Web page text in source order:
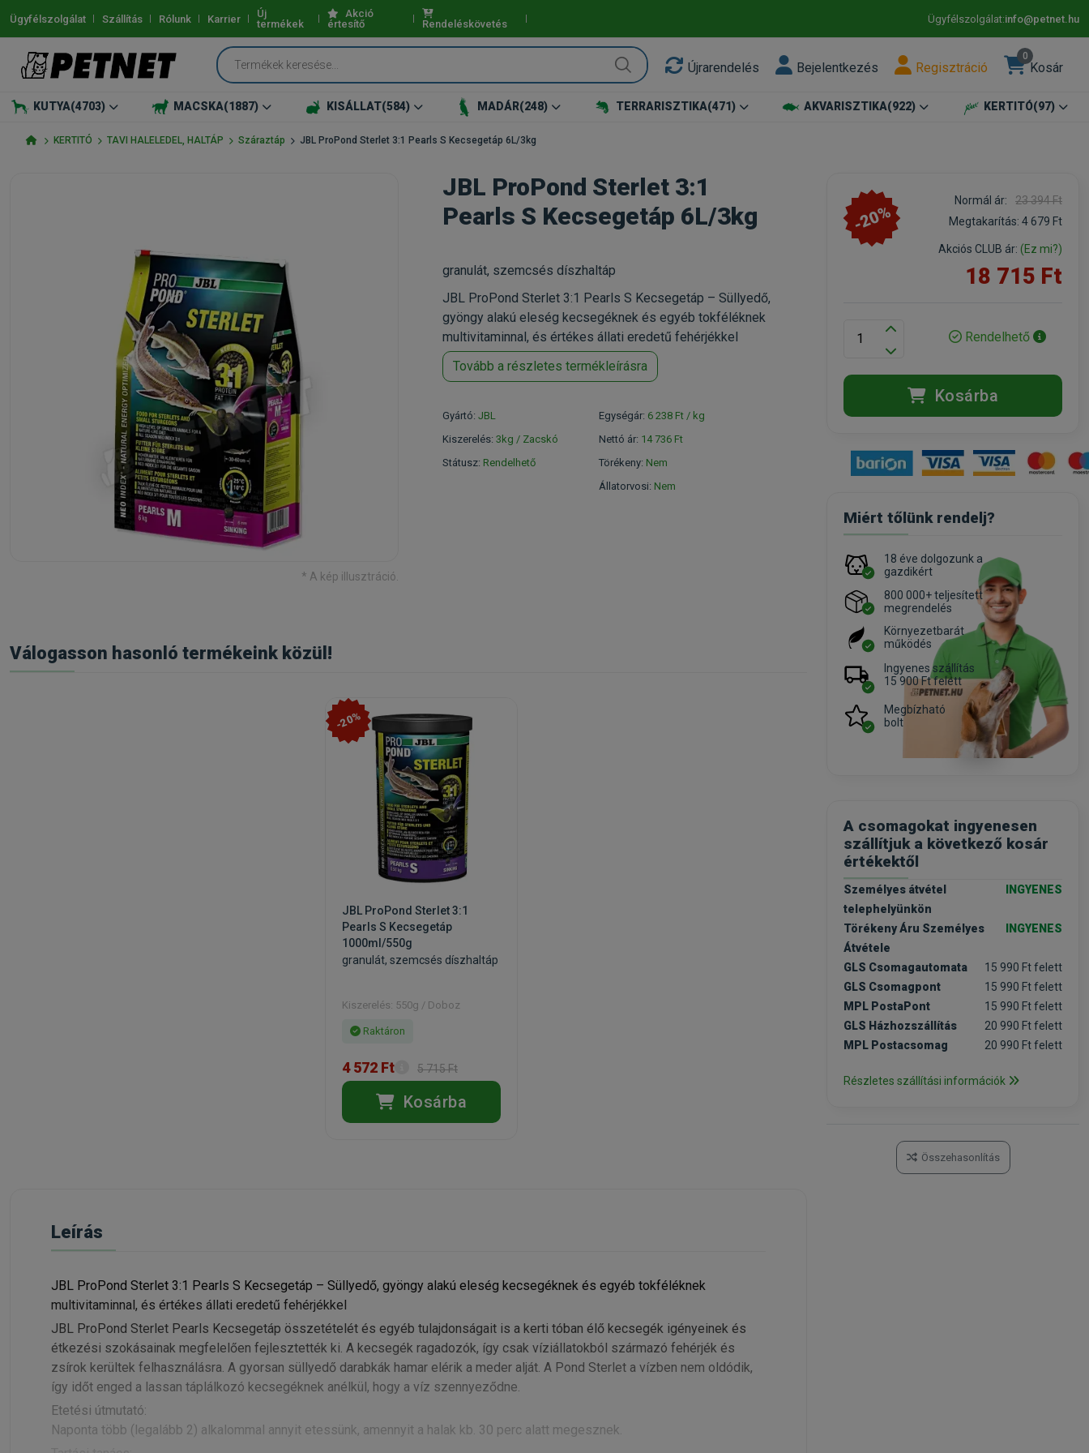
Ügyfélszolgálat Szállítás Rólunk Karrier
Új
termékek
Akció
értesítő
Rendeléskövetés Ügyfélszolgálat:info@petnet.hu
Újrarendelés Bejelentkezés Regisztráció
0
Kosár
KUTYA(4703) MACSKA(1887) KISÁLLAT(584) MADÁR(248) TERRARISZTIKA(471) AKVARISZTIKA(922) KERTITÓ(97)
KERTITÓ TAVI HALELEDEL, HALTÁP Száraztáp JBL ProPond Sterlet 3:1 Pearls S Kecsegetáp 6L/3kg
* A kép illusztráció.
JBL ProPond Sterlet 3:1
Pearls S Kecsegetáp 6L/3kg
granulát, szemcsés díszhaltáp
JBL ProPond Sterlet 3:1 Pearls S Kecsegetáp – Süllyedő,
gyöngy alakú eleség kecsegéknek és egyéb tokféléknek
multivitaminnal, és értékes állati eredetű fehérjékkel
Tovább a részletes termékleírásra
Gyártó: JBL
Kiszerelés: 3kg / Zacskó
Státusz: Rendelhető
Egységár: 6 238 Ft / kg
Nettó ár: 14 736 Ft
Törékeny: Nem
Állatorvosi: Nem
Válogasson hasonló termékeink közül!
-20%
JBL ProPond Sterlet 3:1
Pearls S Kecsegetáp
1000ml/550g
granulát, szemcsés díszhaltáp
Kiszerelés: 550g / Doboz
Raktáron
4 572 Ft 5 715 Ft
Kosárba
Leírás
JBL ProPond Sterlet 3:1 Pearls S Kecsegetáp – Süllyedő, gyöngy alakú eleség kecsegéknek és egyéb tokféléknek
multivitaminnal, és értékes állati eredetű fehérjékkel
JBL ProPond Sterlet Pearls Kecsegetáp összetételét és egyéb tulajdonságait is a kerti tóban élő kecsegék igényeinek és
étkezési szokásainak megfelelően fejlesztették ki. A kecsegék ragadozók, így csak víziállatokból származó fehérjék és
zsírok kerültek felhasználásra. A gyorsan süllyedő darabkák hamar elérik a meder alját. A Pond Sterlet a vízben nem oldódik,
így időt enged a lassan táplálkozó kecsegéknek anélkül, hogy a víz szennyeződne.
Etetési útmutató:
Naponta több (legalább 2) alkalommal annyit etessünk, amennyit a halak kb. 30 perc alatt megesznek.
-20%
Normál ár:
23 394 Ft
Megtakarítás: 4 679 Ft
Akciós CLUB ár: (Ez mi?)
18 715 Ft
Rendelhető
Kosárba
Miért tőlünk rendelj?
18 éve dolgozunk a
gazdikért
800 000+ teljesített
megrendelés
Környezetbarát
működés
Ingyenes szállítás
15 900 Ft felett
Megbízható
bolt
A csomagokat ingyenesen
szállítjuk a következő kosár
értékektől
Személyes átvétel
telephelyünkön
INGYENES
Törékeny Áru Személyes
Átvétele
INGYENES
GLS Csomagautomata
15 990 Ft felett
GLS Csomagpont
15 990 Ft felett
MPL PostaPont
15 990 Ft felett
GLS Házhozszállítás
20 990 Ft felett
MPL Postacsomag
20 990 Ft felett
Részletes szállítási információk
Összehasonlítás